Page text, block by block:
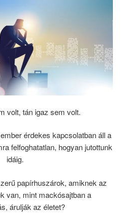
volt, tán igaz sem volt.
érdekes kapcsolatban áll a
felfoghatatlan, hogyan jutottunk
idáig.
papírhuszárok, amiknek az
van, mint mackósajtban a
árulják az életet?